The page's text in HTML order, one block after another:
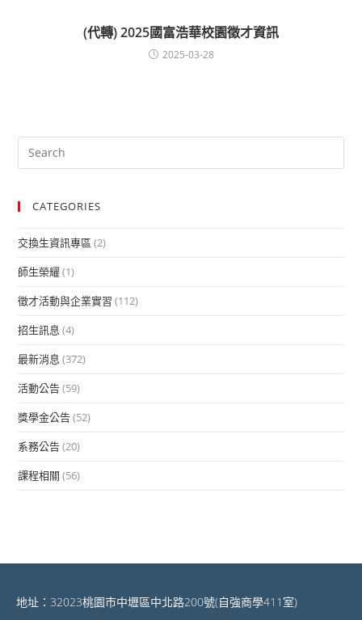
(代轉) 2025國富浩華校園徵才資訊
2025-03-28
CATEGORIES
交換生資訊專區 (2)
師生榮耀(1)
徵才活動與企業實習 (112)
招生訊息 (4)
最新消息 (372)
活動公告(59)
獎學金公告(52)
系務公告(20)
課程相關 (56)
地址：32023桃園市中壢區中北路200號(自強商學411室)